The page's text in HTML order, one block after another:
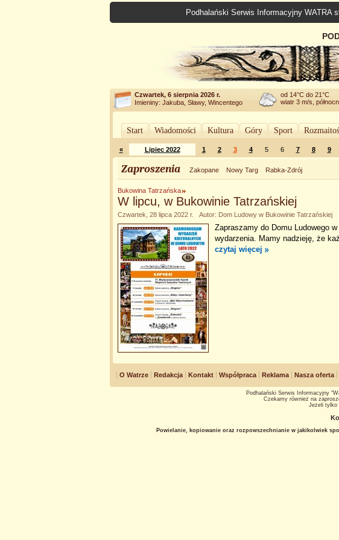
Podhalański Serwis Informacyjny WATRA
Czwartek, 6 sierpnia 2026 r.
Imieniny: Jakuba, Sławy, Wincentego
od 14°C do 21°C
wiatr 3 m/s,
Start Wiadomości Kultura Góry Sport
« Lipiec 2022 1 2 3 4 5 6 7 8 9
Zaproszenia Zakopane Nowy Targ Rabka-Zdrój
Bukowina Tatrzańska
W lipcu, w Bukowinie Tatrzańskiej
Czwartek, 28 lipca 2022 r. Autor: Dom Ludowy w Bukowinie Tatrzańskiej
Zapraszamy do Domu Ludowego
wydarzenia. Mamy nadzieję, że
czytaj więcej
O Watrze Redakcja Kontakt Współpraca Reklama Nasza oferta
Podhalański Serwis Informacyjny
Czekamy również na
Jeżeli tylko
Powielanie, kopiowanie oraz rozpowszechnianie w jakikolwiek